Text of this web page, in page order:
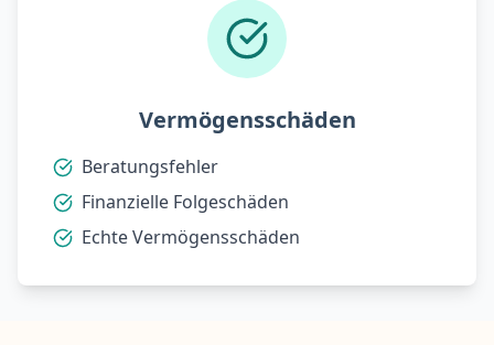
Vermögensschäden
Beratungsfehler
Finanzielle Folgeschäden
Echte Vermögensschäden